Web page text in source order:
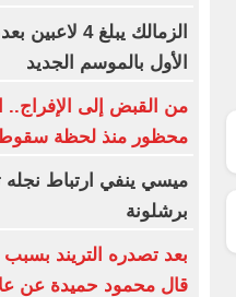
الزمالك يبلغ
الأول بالموسم الجديد
من القبض إلى الإفراج..
محظور منذ لحظة
ميسي ينفي ارتباط نجله
برشلونة
بعد تصدره التريند
قال محمود حميدة عن